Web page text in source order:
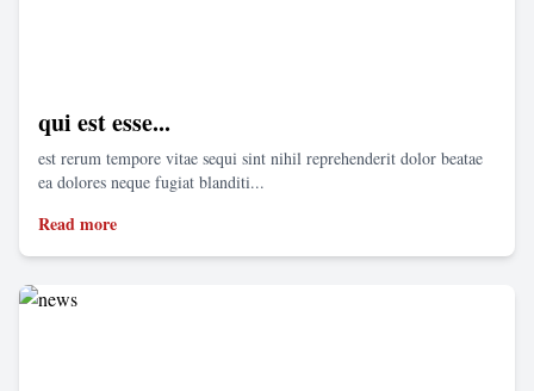
qui est esse...
est rerum tempore vitae sequi sint nihil reprehenderit dolor beatae
ea dolores neque fugiat blanditi...
Read more